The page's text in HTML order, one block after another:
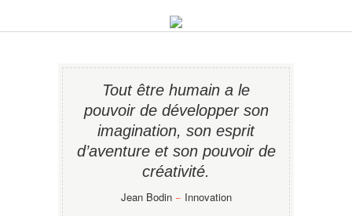
Tout être humain a le
pouvoir de développer son
imagination, son esprit
d’aventure et son pouvoir de
créativité.
Jean Bodin− Innovation